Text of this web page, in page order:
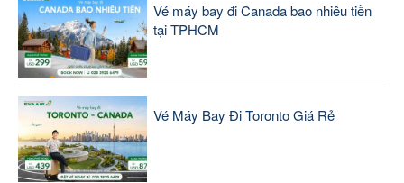
Vé máy bay đi Canada bao nhiêu tiền
tại TPHCM
Vé Máy Bay Đi Toronto Giá Rẻ